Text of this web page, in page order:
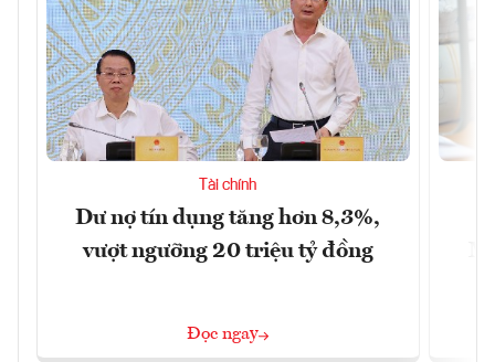
Tài chính
Dư nợ tín dụng tăng hơn 8,3%,
vượt ngưỡng 20 triệu tỷ đồng
Đọc ngay